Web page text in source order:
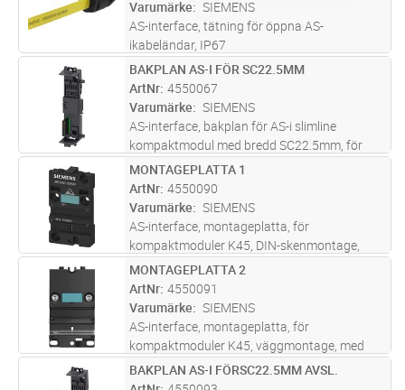
Varumärke
SIEMENS
AS-interface, tätning för öppna AS-
ikabeländar, IP67
ST Lägg i kundvagn
BAKPLAN AS-I FÖR SC22.5MM
ArtNr 4550067
Varumärke
SIEMENS
AS-interface, bakplan för AS-i slimline
kompaktmodul med bredd SC22.5mm, för
sammanslutning av AS-i bus och 24VDC
ST Lägg i kundvagn
MONTAGEPLATTA 1
ArtNr 4550090
Varumärke
SIEMENS
AS-interface, montageplatta, för
kompaktmoduler K45, DIN-skenmontage,
med spår för hjälpspänning
ST Lägg i kundvagn
MONTAGEPLATTA 2
ArtNr 4550091
Varumärke
SIEMENS
AS-interface, montageplatta, för
kompaktmoduler K45, väggmontage, med
spår för hjälpspänning
ST Lägg i kundvagn
BAKPLAN AS-I FÖRSC22.5MM AVSL.